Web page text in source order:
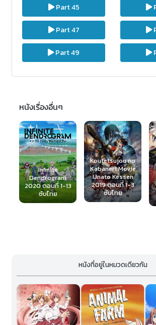
Part 45
Part 47
Part 49
หนังเรื่องอื่นๆ
Koutetsujou no
Kabaneri Movie
Unato Kessen
2019 ตอนที่ 1-3
ซับไทย
Shinmai Maou
no Testament
Burst 2015
(ภาค2) ตอนที่ 1-
11+OVA ซับไทย
หนังที่อยู่ในหมวดเดียวกัน